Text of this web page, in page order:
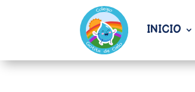
INICIO